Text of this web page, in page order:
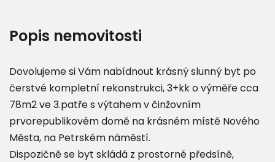
Popis nemovitosti
Dovolujeme si Vám nabídnout krásný slunný byt po
čerstvé kompletní rekonstrukci, 3+kk o výměře cca
78m2 ve 3.patře s výtahem v činžovním
prvorepublikovém domě na krásném místě Nového
Města, na Petrském náměstí.
Dispozičně se byt skládá z prostorné předsíně,